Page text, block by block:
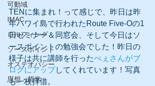
可動域
IMAC
ロルフィング
ソースポイント
オステオパシー
思想・哲学
TENに集まれ！って感じで、昨日は昨
年ハワイ島で行われたRoute Five-Oの1
日セミナー＆同窓会、そして今日はソ
ースポイントの勉強会でした！昨日の
様子は共に講師を行ったべぇさんがブ
ログにアップしてくれています！写真
も一枚拝借。